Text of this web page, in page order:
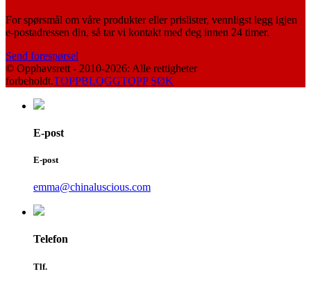
For spørsmål om våre produkter eller prislister, vennligst legg igjen
e-postadressen din, så tar vi kontakt med deg innen 24 timer.
Send forespørsel
© Opphavsrett - 2010-2026: Alle rettigheter
forbeholdt.TOPPBLOGGTOPP SØK
E-post
E-post
emma@chinaluscious.com
Telefon
Tlf.